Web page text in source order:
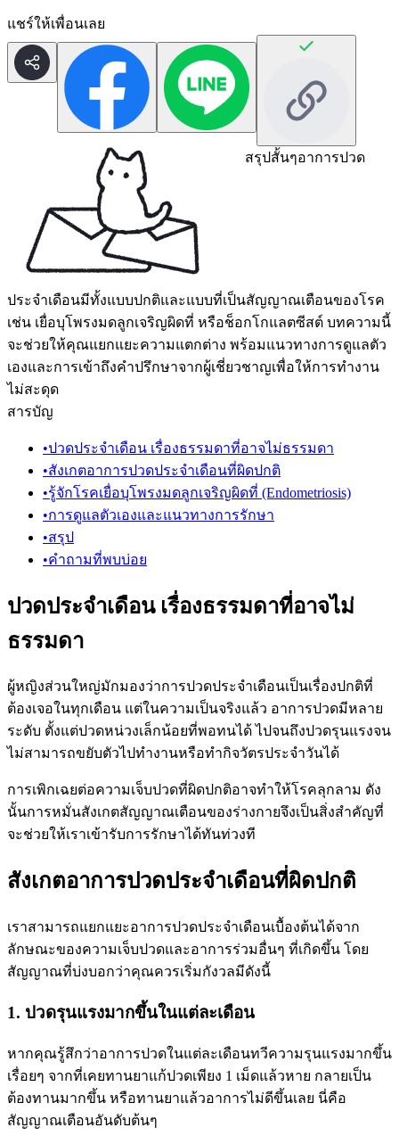
แชร์ให้เพื่อนเลย
สรุปสั้นๆอาการปวด
ประจำเดือนมีทั้งแบบปกติและแบบที่เป็นสัญญาณเตือนของโรค
เช่น เยื่อบุโพรงมดลูกเจริญผิดที่ หรือช็อกโกแลตซีสต์ บทความนี้
จะช่วยให้คุณแยกแยะความแตกต่าง พร้อมแนวทางการดูแลตัว
เองและการเข้าถึงคำปรึกษาจากผู้เชี่ยวชาญเพื่อให้การทำงาน
ไม่สะดุด
สารบัญ
•ปวดประจำเดือน เรื่องธรรมดาที่อาจไม่ธรรมดา
•สังเกตอาการปวดประจำเดือนที่ผิดปกติ
•รู้จักโรคเยื่อบุโพรงมดลูกเจริญผิดที่ (Endometriosis)
•การดูแลตัวเองและแนวทางการรักษา
•สรุป
•คำถามที่พบบ่อย
ปวดประจำเดือน เรื่องธรรมดาที่อาจไม่
ธรรมดา
ผู้หญิงส่วนใหญ่มักมองว่าการปวดประจำเดือนเป็นเรื่องปกติที่
ต้องเจอในทุกเดือน แต่ในความเป็นจริงแล้ว อาการปวดมีหลาย
ระดับ ตั้งแต่ปวดหน่วงเล็กน้อยที่พอทนได้ ไปจนถึงปวดรุนแรงจน
ไม่สามารถขยับตัวไปทำงานหรือทำกิจวัตรประจำวันได้
การเพิกเฉยต่อความเจ็บปวดที่ผิดปกติอาจทำให้โรคลุกลาม ดัง
นั้นการหมั่นสังเกตสัญญาณเตือนของร่างกายจึงเป็นสิ่งสำคัญที่
จะช่วยให้เราเข้ารับการรักษาได้ทันท่วงที
สังเกตอาการปวดประจำเดือนที่ผิดปกติ
เราสามารถแยกแยะอาการปวดประจำเดือนเบื้องต้นได้จาก
ลักษณะของความเจ็บปวดและอาการร่วมอื่นๆ ที่เกิดขึ้น โดย
สัญญาณที่บ่งบอกว่าคุณควรเริ่มกังวลมีดังนี้
1. ปวดรุนแรงมากขึ้นในแต่ละเดือน
หากคุณรู้สึกว่าอาการปวดในแต่ละเดือนทวีความรุนแรงมากขึ้น
เรื่อยๆ จากที่เคยทานยาแก้ปวดเพียง 1 เม็ดแล้วหาย กลายเป็น
ต้องทานมากขึ้น หรือทานยาแล้วอาการไม่ดีขึ้นเลย นี่คือ
สัญญาณเตือนอันดับต้นๆ